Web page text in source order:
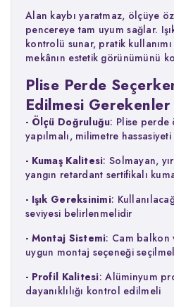
Alan kaybı yaratmaz, ölçüye
pencereye tam uyum sağlar.
kontrolü sunar, pratik kullanımı
mekânın estetik görünümünü
Plise Perde
Edilmesi Gerekenler
- Ölçü Doğruluğu: Plise perde
yapılmalı, milimetre
- Kumaş Kalitesi: Solmayan,
yangın retardant sertifikalı
- Işık Gereksinimi:
seviyesi belirlenmelidir
- Montaj Sistemi: Cam balkon
uygun montaj seçeneği
- Profil Kalitesi: Alüminyum
dayanıklılığı kontrol edilmeli